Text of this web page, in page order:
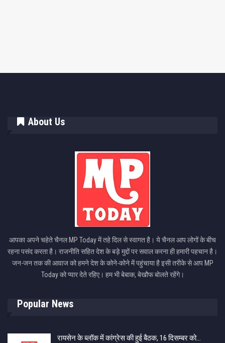
About Us
आपका अपने चहेते चैनल MP Today में तहे दिल से स्वागत है। ये चैनल आप लोगों के बीच
रहना पसंद करता है। राजनीति सहित देश के बड़े मुद्दों पर सवाल करना ही हमारी पहचान है।
जन-जन तक की आवाज को हमने देश के कोने-कोने में पहुंचाया है इसी तरीके से आप MP
Today को प्यार देते रहिए। हम भी बेबाक, बेखौफ बोलते रहेंगे।
Popular News
रायसेन के ब्लॉक में कांग्रेस की हुई बैठक, 16 दिसम्बर को…